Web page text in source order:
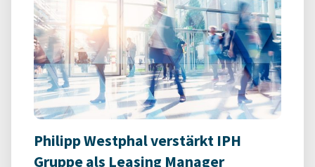
Philipp Westphal verstärkt IPH
Gruppe als Leasing Manager